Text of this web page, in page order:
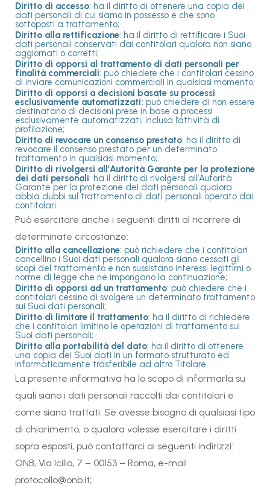
Diritto di accesso: ha il diritto di ottenere una copia dei
dati personali di cui siamo in possesso e che sono
sottoposti a trattamento;
Diritto alla rettificazione: ha il diritto di rettificare i Suoi
dati personali conservati dai contitolari qualora non siano
aggiornati o corretti;
Diritto di opporsi al trattamento di dati personali per
finalità commerciali: può chiedere che i contitolari cessino
di inviare comunicazioni commerciali in qualsiasi momento;
Diritto di opporsi a decisioni basate su processi
esclusivamente automatizzati: può chiedere di non essere
destinatario di decisioni prese in base a processi
esclusivamente automatizzati, inclusa l’attività di
profilazione;
Diritto di revocare un consenso prestato: ha il diritto di
revocare il consenso prestato per un determinato
trattamento in qualsiasi momento;
Diritto di rivolgersi all’Autorità Garante per la protezione
dei dati personali: ha il diritto di rivolgersi all’Autorità
Garante per la protezione dei dati personali qualora
abbia dubbi sul trattamento di dati personali operato dai
contitolari.
Può esercitare anche i seguenti diritti al ricorrere di
determinate circostanze:
Diritto alla cancellazione: può richiedere che i contitolari
cancellino i Suoi dati personali qualora siano cessati gli
scopi del trattamento e non sussistano interessi legittimi o
norme di legge che ne impongano la continuazione;
Diritto di opporsi ad un trattamento: può chiedere che i
contitolari cessino di svolgere un determinato trattamento
sui Suoi dati personali;
Diritto di limitare il trattamento: ha il diritto di richiedere
che i contitolari limitino le operazioni di trattamento sui
Suoi dati personali;
Diritto alla portabilità del dato: ha il diritto di ottenere
una copia dei Suoi dati in un formato strutturato ed
informaticamente trasferibile ad altro Titolare.
La presente informativa ha lo scopo di informarla su
quali siano i dati personali raccolti dai contitolari e
come siano trattati. Se avesse bisogno di qualsiasi tipo
di chiarimento, o qualora volesse esercitare i diritti
sopra esposti, può contattarci ai seguenti indirizzi:
ONB, Via Icilio, 7 – 00153 – Roma, e-mail
protocollo@onb.it;